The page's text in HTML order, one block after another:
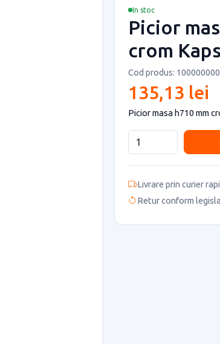
In stoc
Picior
crom
Cod produs:
135,13 lei
Picior masa h710 mm
Livrare prin curier
Retur conform